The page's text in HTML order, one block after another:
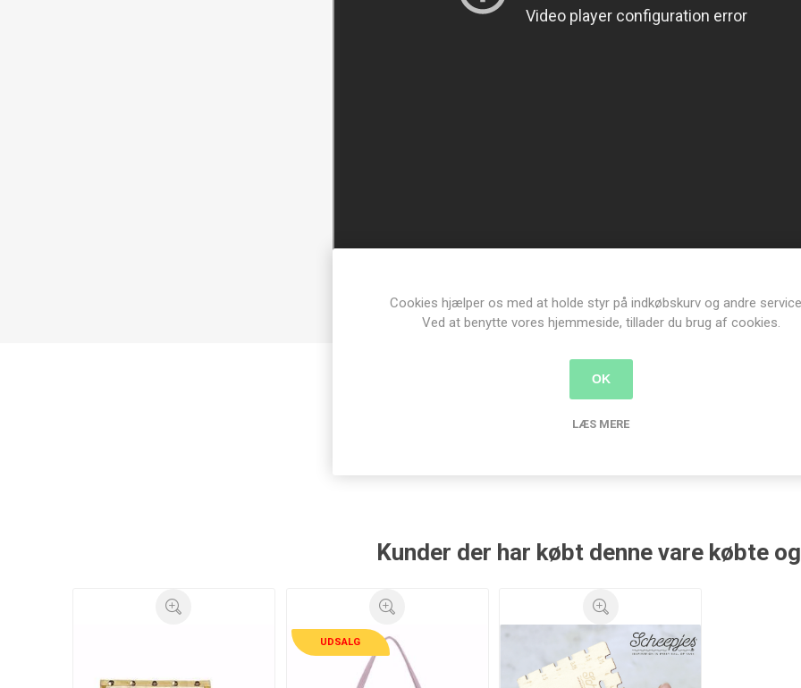
Kunder der har købt denne vare købte
UDSALG
Cookies hjælper os med at holde styr på indkøbskurv og andre
Ved at benytte vores hjemmeside, tillader du brug af cookies.
OK
LÆS MERE